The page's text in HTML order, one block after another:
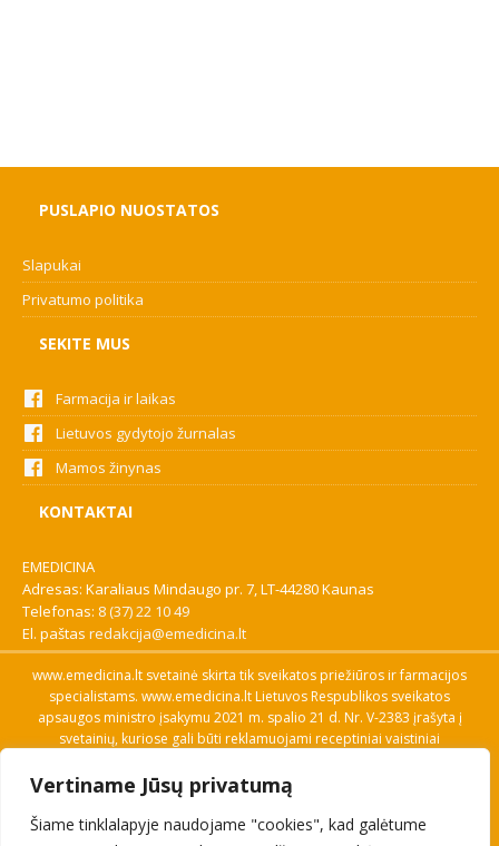
Vertiname Jūsų privatumą
Šiame tinklalapyje naudojame "cookies", kad galėtume
PUSLAPIO NUOSTATOS
Slapukai
Privatumo politika
SEKITE MUS
Farmacija ir laikas
Lietuvos gydytojo žurnalas
Mamos žinynas
KONTAKTAI
EMEDICINA
Adresas: Karaliaus Mindaugo pr. 7, LT-44280 Kaunas
Telefonas: 8 (37) 22 10 49
El. paštas redakcija@emedicina.lt
www.emedicina.lt svetainė skirta tik sveikatos priežiūros ir farmacijos
specialistams. www.emedicina.lt Lietuvos Respublikos sveikatos
apsaugos ministro įsakymu 2021 m. spalio 21 d. Nr. V-2383 įrašyta į
svetainių, kuriose gali būti reklamuojami receptiniai vaistiniai
savo profesinę kvalifikaciją. Naudingos nuorodos: Vaistų ir medicinos
pagalbos priemonių kainų paieška, VVKT tinklalapis, Sveikatos
priežiūros ar farmacijos specialisto pranešimo apie įtariamą